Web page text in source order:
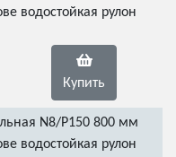
водостойкая рулон
Купить
N8/Р150 800 мм
водостойкая рулон